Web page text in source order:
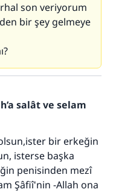
son veriyorum
bir şey gelmeye
salât ve selam
bir erkeğin
isterse başka
penisinden mezî
Şâfiî'nin -Allah ona